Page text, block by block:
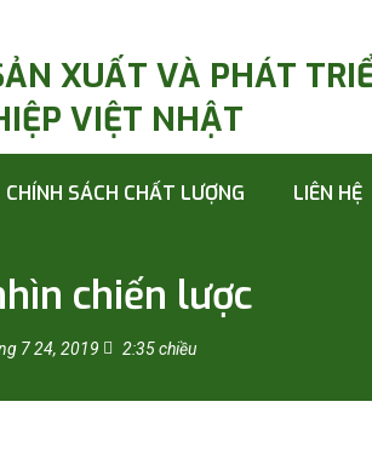
XUẤT VÀ PHÁT
VIỆT NHẬT
CHÍNH SÁCH CHẤT LƯỢNG LIÊN HỆ
chiến lược
7 24, 2019 2:35 chiều